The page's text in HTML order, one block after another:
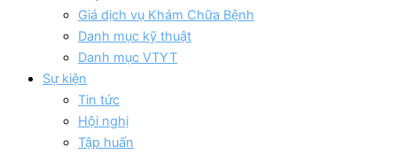
Giá dịch vụ Khám Chữa Bệnh
Danh mục kỹ thuật
Danh mục VTYT
Sự kiện
Tin tức
Hội nghị
Tập huấn